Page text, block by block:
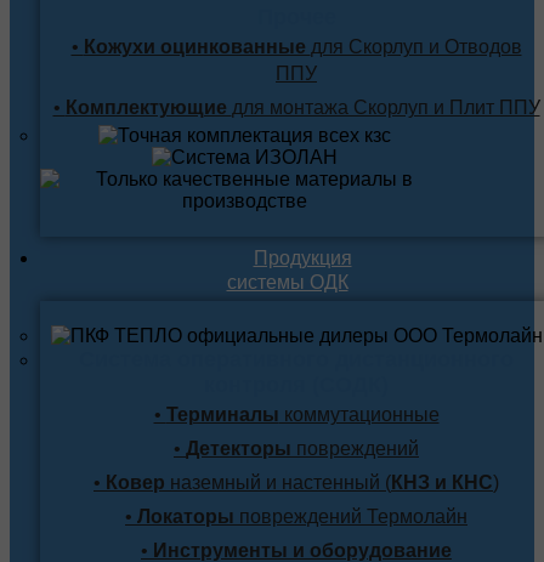
• Кожухи оцинкованные для Скорлуп и Отводов
ППУ
• Комплектующие для монтажа Скорлуп и Плит ППУ
Продукция
системы ОДК
• Терминалы коммутационные
• Детекторы повреждений
• Ковер наземный и настенный (КНЗ и КНС)
• Локаторы повреждений Термолайн
• Инструменты и оборудование